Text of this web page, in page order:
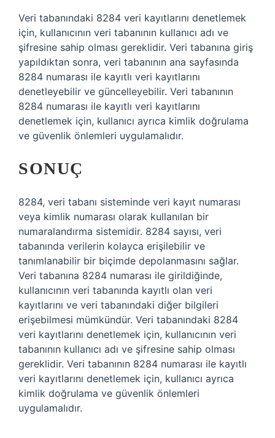
Veri tabanındaki 8284 veri kayıtlarını denetlemek
için, kullanıcının veri tabanının kullanıcı adı ve
şifresine sahip olması gereklidir. Veri tabanına giriş
yapıldıktan sonra, veri tabanının ana sayfasında
8284 numarası ile kayıtlı veri kayıtlarını
denetleyebilir ve güncelleyebilir. Veri tabanının
8284 numarası ile kayıtlı veri kayıtlarını
denetlemek için, kullanıcı ayrıca kimlik doğrulama
ve güvenlik önlemleri uygulamalıdır.
SONUÇ
8284, veri tabanı sisteminde veri kayıt numarası
veya kimlik numarası olarak kullanılan bir
numaralandırma sistemidir. 8284 sayısı, veri
tabanında verilerin kolayca erişilebilir ve
tanımlanabilir bir biçimde depolanmasını sağlar.
Veri tabanına 8284 numarası ile girildiğinde,
kullanıcının veri tabanında kayıtlı olan veri
kayıtlarını ve veri tabanındaki diğer bilgileri
erişebilmesi mümkündür. Veri tabanındaki 8284
veri kayıtlarını denetlemek için, kullanıcının veri
tabanının kullanıcı adı ve şifresine sahip olması
gereklidir. Veri tabanının 8284 numarası ile kayıtlı
veri kayıtlarını denetlemek için, kullanıcı ayrıca
kimlik doğrulama ve güvenlik önlemleri
uygulamalıdır.